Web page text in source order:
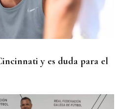
y es duda para el